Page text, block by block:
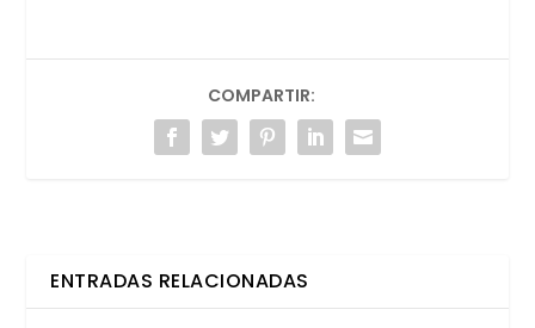
COMPARTIR:
ENTRADAS RELACIONADAS